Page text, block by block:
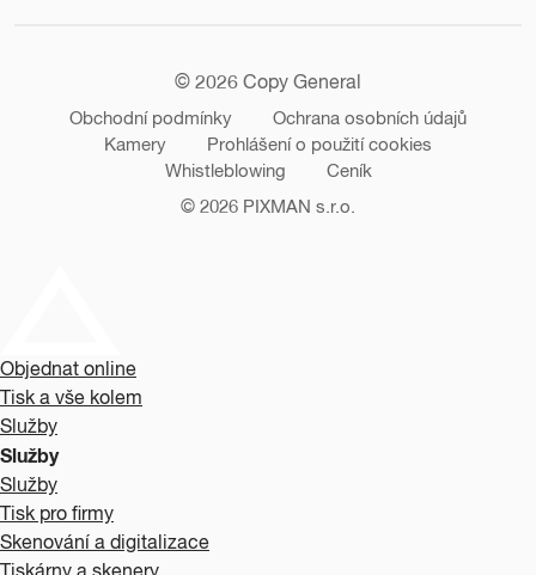
© 2026 Copy General
Obchodní podmínky
Ochrana osobních údajů
Kamery
Prohlášení o použití cookies
Whistleblowing
Ceník
© 2026 PIXMAN s.r.o.
Objednat online
Tisk a vše kolem
Služby
Služby
Služby
Tisk pro firmy
Skenování a digitalizace